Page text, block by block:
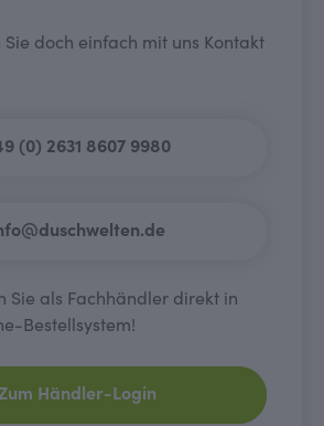
Sie doch einfach mit uns Kontakt
(0) 2631 8607 9980
Sie als Fachhändler direkt in
Bestellsystem!
Händler-Login